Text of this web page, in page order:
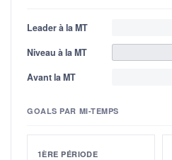
Leader à la MT
Niveau à la MT
Avant la MT
GOALS PAR MI-TEMPS
1ÈRE PÉRIODE